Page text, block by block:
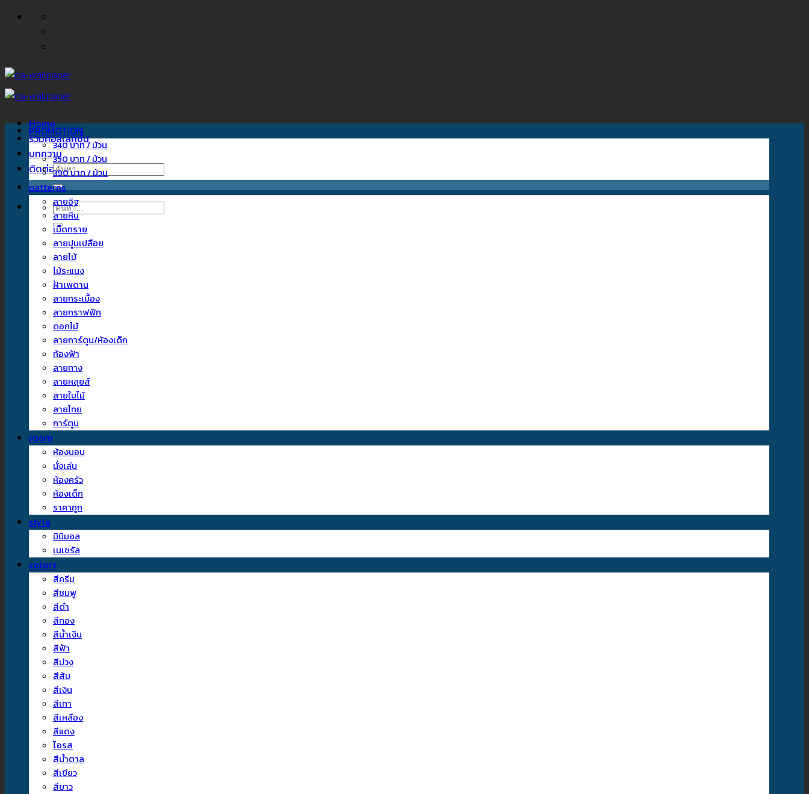
ข้าม
Home
รวมคอลเลคชั่น
บทความ
ติดต่อเรา
ค้นหา:
ค้นหา:
PROMOTION
340 บาท / ม้วน
350 บาท / ม้วน
390 บาท / ม้วน
patterns
ลายอิฐ
ลายหิน
เม็ดทราย
ลายปูนเปลือย
ลายไม้
ไม้ระแนง
ฝ้าเพดาน
ลายกระเบื้อง
ลายกราฟฟิก
ดอกไม้
ลายการ์ตูน/ห้องเด็ก
ท้องฟ้า
ลายทาง
ลายหลุยส์
ลายใบไม้
ลายไทย
การ์ตูน
room
ห้องนอน
นั่งเล่น
ห้องครัว
ห้องเด็ก
ราคาถูก
style
มินิมอล
เนเชรัล
colors
สีครีม
สีชมพู
สีดำ
สีทอง
สีน้ำเงิน
สีฟ้า
สีม่วง
สีส้ม
สีเงิน
สีเทา
สีเหลือง
สีแดง
โอรส
สีน้ำตาล
สีเขียว
สีขาว